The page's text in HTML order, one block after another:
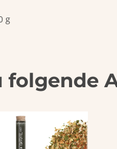
g
folgende